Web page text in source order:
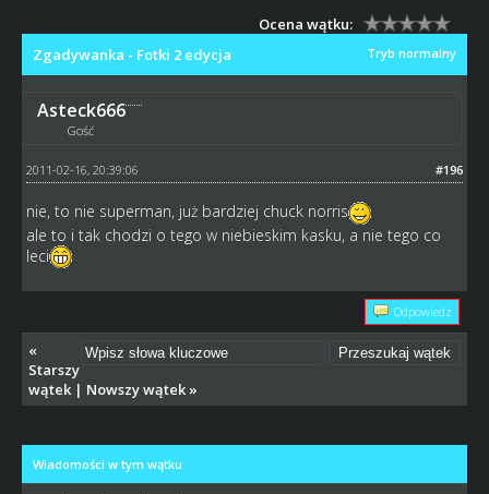
Ocena wątku:
Tryb normalny
Zgadywanka - Fotki 2 edycja
Asteck666
Gość
#196
2011-02-16, 20:39:06
nie, to nie superman, już bardziej chuck norris
ale to i tak chodzi o tego w niebieskim kasku, a nie tego co
leci
Odpowiedz
«
Starszy
wątek| Nowszy wątek»
Wiadomości w tym wątku